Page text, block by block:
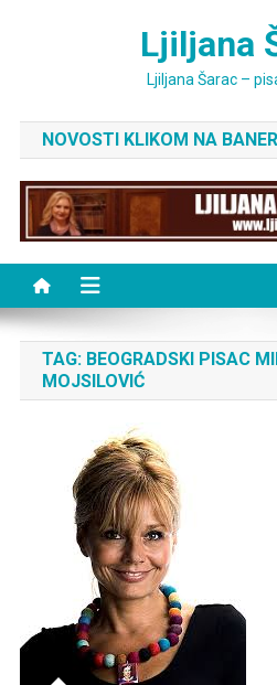
Ljiljana
Ljiljana Šarac –
NOVOSTI KLIKOM NA BANER
TAG: BEOGRADSKI PISAC
MOJSILOVIĆ